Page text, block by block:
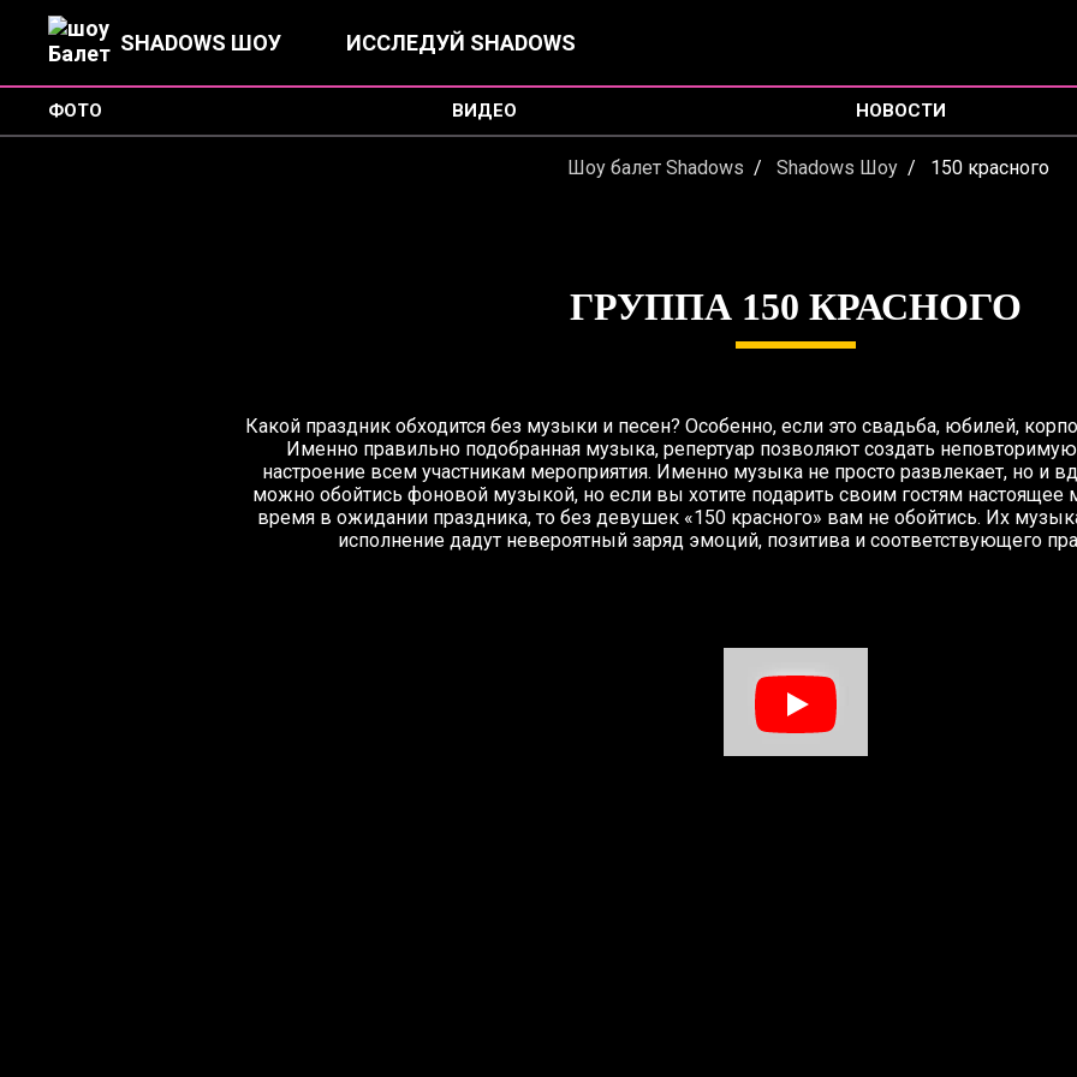
SHADOWS ШОУ ИССЛЕДУЙ SHADOWS
ФОТО ВИДЕО НОВОСТИ
Шоу балет Shadows Shadows Шоу 150 красного
ГРУППА 150 КРАСНОГО
Какой праздник обходится без музыки и песен? Особенно, если это свадьба, юбилей,
Именно правильно подобранная музыка, репертуар позволяют создать
настроение всем участникам мероприятия. Именно музыка не просто развлекает, но и
можно обойтись фоновой музыкой, но если вы хотите подарить своим гостям
время в ожидании праздника, то без девушек «150 красного» вам не обойтись. Их
исполнение дадут невероятный заряд эмоций, позитива и соответствующего